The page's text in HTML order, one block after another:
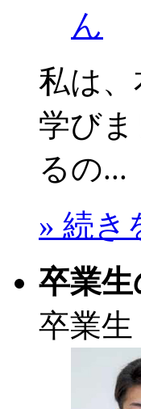
私は
学び
るの...
» 続き
卒業
卒業生